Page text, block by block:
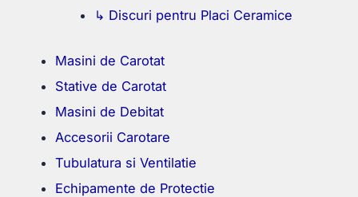
↳ Discuri pentru Placi Ceramice
Masini de Carotat
Stative de Carotat
Masini de Debitat
Accesorii Carotare
Tubulatura si Ventilatie
Echipamente de Protectie